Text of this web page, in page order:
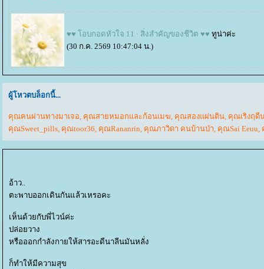
♥♥ โอบกอดหัวใจ 11 · สิ่งสำคัญของชีวิต ♥♥ ทูน่าค่ะ
(30 ก.ค. 2569 10:47:04 น.)
ผู้โหวตบล็อกนี้...
คุณคนผ่านทางมาเจอ, คุณสายหมอกและก้อนเมฆ, คุณสองแผ่นดิน, คุณเริงฤดี
คุณSweet_pills, คุณtoor36, คุณRananrin, คุณภาวิดา คนบ้านป่า, คุณSai Eeuu,
อ้าว..
ตะพาบออกเดินกันแล้วเหรอคะ
เห็นด้วยกับพี่ไวน์ค่ะ
ปล่อยวาง
หรือออกกำลังกายให้สารอะดีนาลีนมันหลั่ง
ก็ทำให้มีความสุข